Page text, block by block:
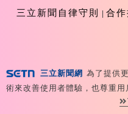
三立新聞自律守則
合作
Reserved 版權所有 盜用
號
三立新聞網 為了提供
術來改善使用者體驗，也尊重用